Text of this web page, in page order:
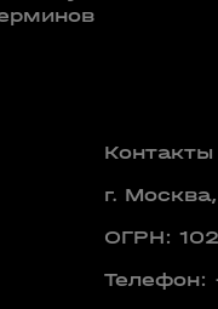
Контакты
г.
ОГРН:
Телефон: